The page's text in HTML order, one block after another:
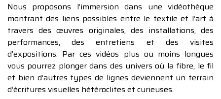
Nous proposons l’immersion dans une vidéothèque
montrant des liens possibles entre le textile et l’art à
travers des œuvres originales, des installations, des
performances, des entretiens et des visites
d’expositions. Par ces vidéos plus ou moins longues
vous pourrez plonger dans des univers où la fibre, le fil
et bien d’autres types de lignes deviennent un terrain
d’écritures visuelles hétéroclites et curieuses.